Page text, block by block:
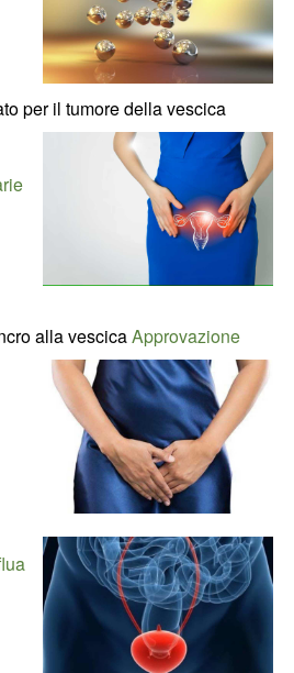
per il tumore della vescica
alla vescicaApprovazione